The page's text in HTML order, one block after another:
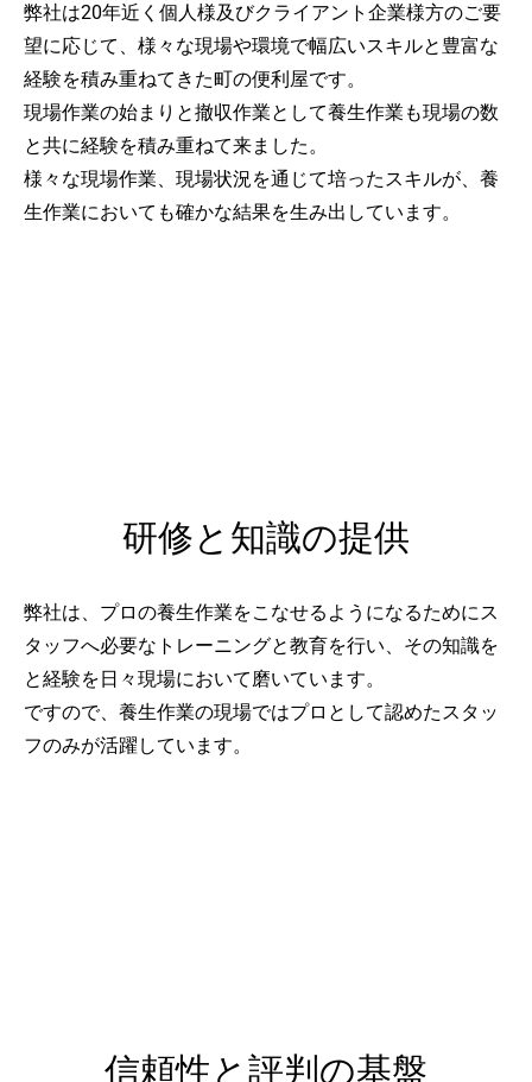
弊社は20年近く個人様及びクライアント企業様方のご要
望に応じて、様々な現場や環境で幅広いスキルと豊富な
経験を積み重ねてきた町の便利屋です。
現場作業の始まりと撤収作業として養生作業も現場の数
と共に経験を積み重ねて来ました。
様々な現場作業、現場状況を通じて培ったスキルが、養
生作業においても確かな結果を生み出しています。
研修と知識の提供
弊社は、プロの養生作業をこなせるようになるためにス
タッフへ必要なトレーニングと教育を行い、その知識を
と経験を日々現場において磨いています。
ですので、養生作業の現場ではプロとして認めたスタッ
フのみが活躍しています。
信頼性と評判の基盤